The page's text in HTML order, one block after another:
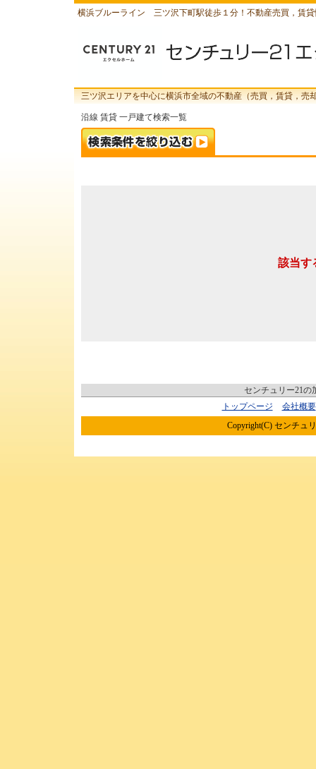
横浜ブルーライン 三ツ沢下町駅徒歩１分！不動産売買，賃
三ツ沢エリアを中心に横浜市全域の不動産（売買，賃貸，
沿線 賃貸 一戸建て検索一覧
該当す
センチュリー21の
トップページ
会社概要
Copyright(C) センチュ